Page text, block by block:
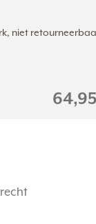
niet
64,95